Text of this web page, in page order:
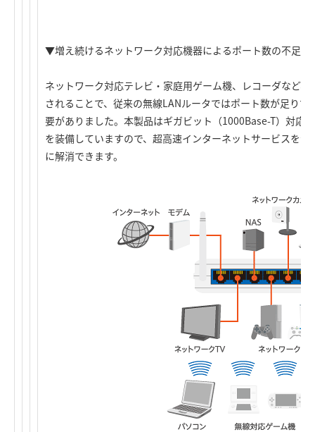
▼増え続けるネットワーク対応機器によるポート数の不足を
ネットワーク対応テレビ・家庭用ゲーム機、レコーダなど
されることで、従来の無線LANルータではポート数が足り
要がありました。本製品はギガビット（1000Base-T）対
を装備していますので、超高速インターネットサービスを
に解消できます。